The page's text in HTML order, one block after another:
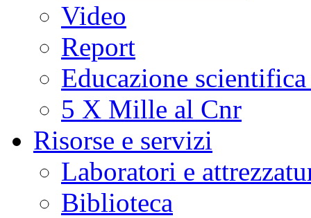
Video
Report
Educazione
5 X Mille al Cnr
Risorse e servizi
Laboratori e
Biblioteca